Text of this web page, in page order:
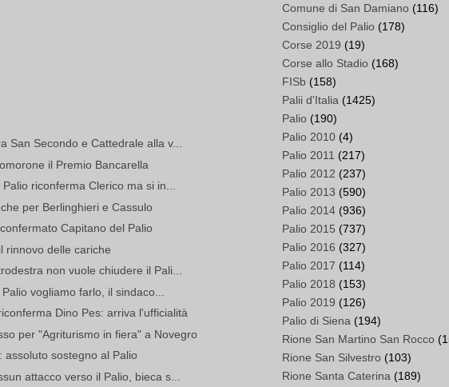
San Secondo e Cattedrale alla v...
il Premio Bancarella
Palio riconferma Clerico ma si in...
per Berlinghieri e Cassulo
Capitano del Palio
rinnovo delle cariche
non vuole chiudere il Pali...
vogliamo farlo, il sindaco...
Dino Pes: arriva l'ufficialità
per "Agriturismo in fiera" a Novegro
assoluto sostegno al Palio
attacco verso il Palio, bieca s...
Comune di San Damiano (116)
Consiglio del Palio (178)
Corse 2019 (19)
Corse allo Stadio (168)
FISb (158)
Palii d'Italia (1425)
Palio (190)
Palio 2010 (4)
Palio 2011 (217)
Palio 2012 (237)
Palio 2013 (590)
Palio 2014 (936)
Palio 2015 (737)
Palio 2016 (327)
Palio 2017 (114)
Palio 2018 (153)
Palio 2019 (126)
Palio di Siena (194)
Rione San Martino San Rocco
Rione San Silvestro (103)
Rione Santa Caterina (189)